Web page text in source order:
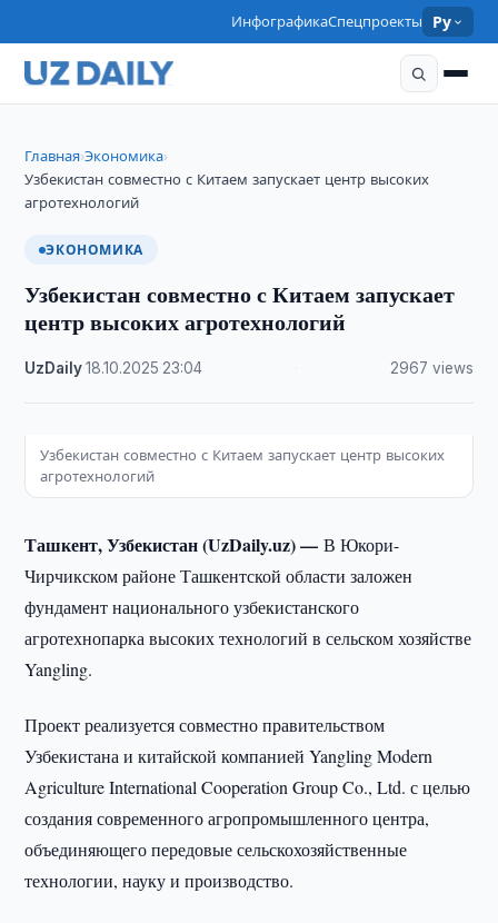
ИнфографикаСпецпроекты Ру
Главная›Экономика›
Узбекистан совместно с Китаем запускает центр высоких
агротехнологий
ЭКОНОМИКА
Узбекистан совместно с Китаем запускает
центр высоких агротехнологий
UzDaily·18.10.2025 23:04 2967 views
Узбекистан совместно с Китаем запускает центр высоких
агротехнологий
Ташкент, Узбекистан (UzDaily.uz) —В Юкори-
Чирчикском районе Ташкентской области заложен
фундамент национального узбекистанского
агротехнопарка высоких технологий в сельском хозяйстве
Yangling.
Проект реализуется совместно правительством
Узбекистана и китайской компанией Yangling Modern
Agriculture International Cooperation Group Co., Ltd. с целью
создания современного агропромышленного центра,
объединяющего передовые сельскохозяйственные
технологии, науку и производство.